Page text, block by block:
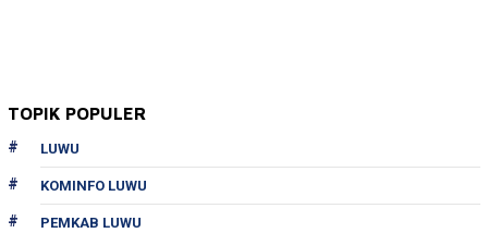
TOPIK POPULER
LUWU
KOMINFO LUWU
PEMKAB LUWU